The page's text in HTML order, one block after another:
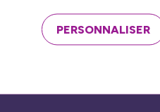
Presse
PERSONNALISER